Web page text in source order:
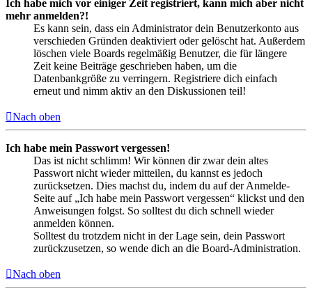
Ich habe mich vor einiger Zeit registriert, kann mich aber nicht
mehr anmelden?!
Es kann sein, dass ein Administrator dein Benutzerkonto aus
verschieden Gründen deaktiviert oder gelöscht hat. Außerdem
löschen viele Boards regelmäßig Benutzer, die für längere
Zeit keine Beiträge geschrieben haben, um die
Datenbankgröße zu verringern. Registriere dich einfach
erneut und nimm aktiv an den Diskussionen teil!
Nach oben
Ich habe mein Passwort vergessen!
Das ist nicht schlimm! Wir können dir zwar dein altes
Passwort nicht wieder mitteilen, du kannst es jedoch
zurücksetzen. Dies machst du, indem du auf der Anmelde-
Seite auf „Ich habe mein Passwort vergessen“ klickst und den
Anweisungen folgst. So solltest du dich schnell wieder
anmelden können.
Solltest du trotzdem nicht in der Lage sein, dein Passwort
zurückzusetzen, so wende dich an die Board-Administration.
Nach oben